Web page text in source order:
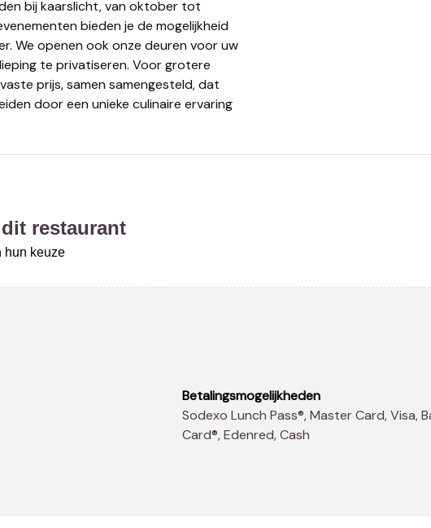
bij kaarslicht, van oktober tot
bieden je de mogelijkheid
We openen ook onze deuren voor uw
te privatiseren. Voor grotere
prijs, samen samengesteld, dat
door een unieke culinaire ervaring
restaurant
hun keuze
Betalingsmogelijkheden
Sodexo Lunch Pass®, Master Card, Visa, Bancontact, Sodexo
Card®, Edenred, Cash